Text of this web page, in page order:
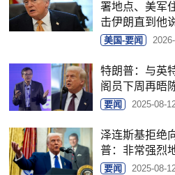
署地点、美军
击伊朗直到他
美国-要闻
特朗普：与英
阁员下周再晤
要闻 2025-08-
泽连斯基拒绝
普：非常强烈
要闻 2025-08-